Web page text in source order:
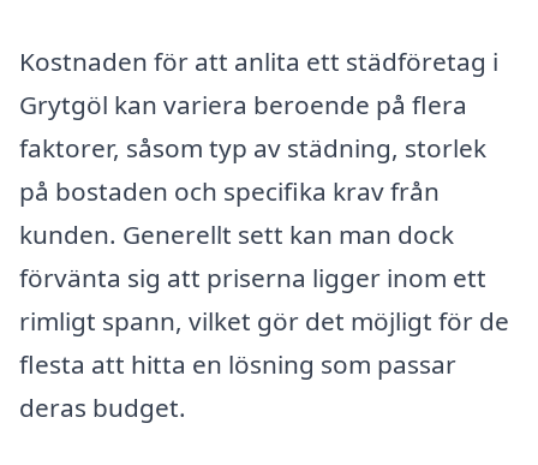
Kostnaden för att anlita ett städföretag i
Grytgöl kan variera beroende på flera
faktorer, såsom typ av städning, storlek
på bostaden och specifika krav från
kunden. Generellt sett kan man dock
förvänta sig att priserna ligger inom ett
rimligt spann, vilket gör det möjligt för de
flesta att hitta en lösning som passar
deras budget.